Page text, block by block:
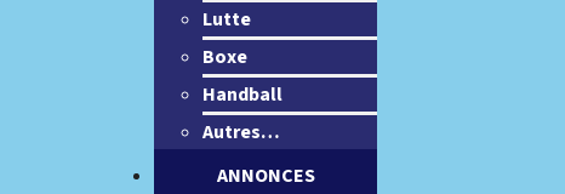
Lutte
Boxe
Handball
Autres…
ANNONCES